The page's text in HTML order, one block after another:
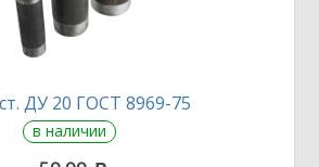
ДУ 20 ГОСТ 8969-75
в наличии